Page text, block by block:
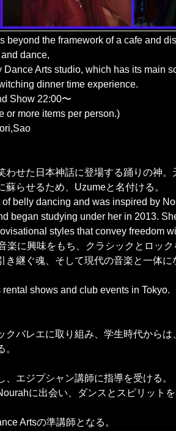
beyond the framework of a cafe and
dance,
Arts studio, which has its main
dinner time experience.
Show 22:00〜
or more items per person.)
わせた日本神話に登場する踊りの神
らせるため、Uzumeと名付ける。
of belly dancing and was inspired by
began studying under her in 2013.
styles that convey freedom
楽に興味をもち、クラシックとロッ
き継ぐ魂、そして現代の音楽と一体に
shows and club events in Tokyo.
クバレエに取り組み、学生時代からは
エジプシャン講師に指導を受ける。
に出会い、ダンスとスピリット
Artsの準講師となる。